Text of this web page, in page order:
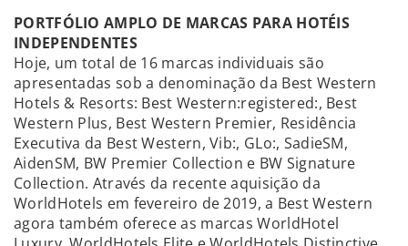
PORTFÓLIO AMPLO DE MARCAS PARA HOTÉIS
INDEPENDENTES
Hoje, um total de 16 marcas individuais são
apresentadas sob a denominação da Best Western
Hotels & Resorts: Best Western:registered:, Best
Western Plus, Best Western Premier, Residência
Executiva da Best Western, Vib:, GLo:, SadieSM,
AidenSM, BW Premier Collection e BW Signature
Collection. Através da recente aquisição da
WorldHotels em fevereiro de 2019, a Best Western
agora também oferece as marcas WorldHotel